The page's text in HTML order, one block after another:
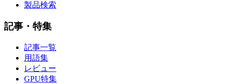
製品検索
記事・特集
記事一覧
用語集
レビュー
GPU特集